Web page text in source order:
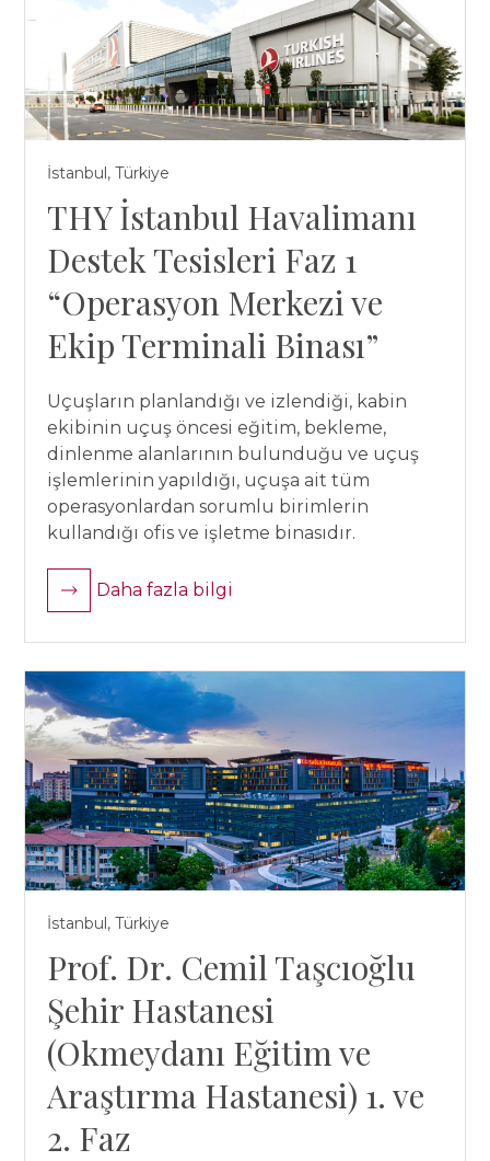
İstanbul, Türkiye
THY İstanbul Havalimanı
Destek Tesisleri Faz 1
“Operasyon Merkezi ve
Ekip Terminali Binası”
Uçuşların planlandığı ve izlendiği, kabin
ekibinin uçuş öncesi eğitim, bekleme,
dinlenme alanlarının bulunduğu ve uçuş
işlemlerinin yapıldığı, uçuşa ait tüm
operasyonlardan sorumlu birimlerin
kullandığı ofis ve işletme binasıdır.
Daha fazla bilgi
İstanbul, Türkiye
Prof. Dr. Cemil Taşcıoğlu
Şehir Hastanesi
(Okmeydanı Eğitim ve
Araştırma Hastanesi) 1. ve
2. Faz